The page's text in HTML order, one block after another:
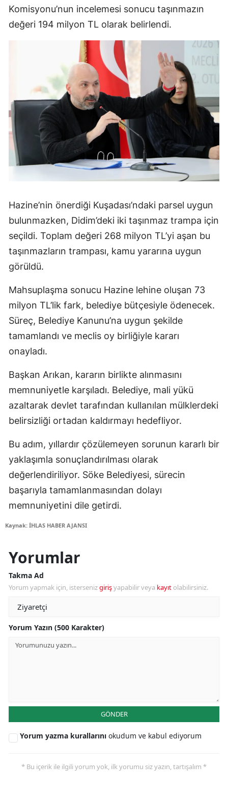
Komisyonu’nun incelemesi sonucu taşınmazın
değeri 194 milyon TL olarak belirlendi.
Hazine’nin önerdiği Kuşadası’ndaki parsel uygun
bulunmazken, Didim’deki iki taşınmaz trampa için
seçildi. Toplam değeri 268 milyon TL’yi aşan bu
taşınmazların trampası, kamu yararına uygun
görüldü.
Mahsuplaşma sonucu Hazine lehine oluşan 73
milyon TL’lik fark, belediye bütçesiyle ödenecek.
Süreç, Belediye Kanunu’na uygun şekilde
tamamlandı ve meclis oy birliğiyle kararı
onayladı.
Başkan Arıkan, kararın birlikte alınmasını
memnuniyetle karşıladı. Belediye, mali yükü
azaltarak devlet tarafından kullanılan mülklerdeki
belirsizliği ortadan kaldırmayı hedefliyor.
Bu adım, yıllardır çözülemeyen sorunun kararlı bir
yaklaşımla sonuçlandırılması olarak
değerlendiriliyor. Söke Belediyesi, sürecin
başarıyla tamamlanmasından dolayı
memnuniyetini dile getirdi.
Kaynak: İHLAS HABER AJANSI
Yorumlar
Takma Ad
Yorum yapmak için, istersenizgirişyapabilir veya kayıt olabilirsiniz.
Yorum Yazın (500 Karakter)
GÖNDER
Yorum yazma kurallarını okudum ve kabul ediyorum
* Bu içerik ile ilgili yorum yok, ilk yorumu siz yazın, tartışalım *